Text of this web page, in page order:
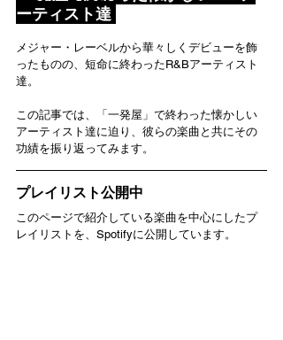
ーティスト達
メジャー・レーベルから華々しくデビューを飾
ったものの、短命に終わったR&Bアーティスト
達。
この記事では、「一発屋」で終わった懐かしい
アーティスト達に迫り、彼らの楽曲と共にその
功績を振り返ってみます。
プレイリスト公開中
このページで紹介している楽曲を中心にしたプ
レイリストを、Spotifyに公開しています。